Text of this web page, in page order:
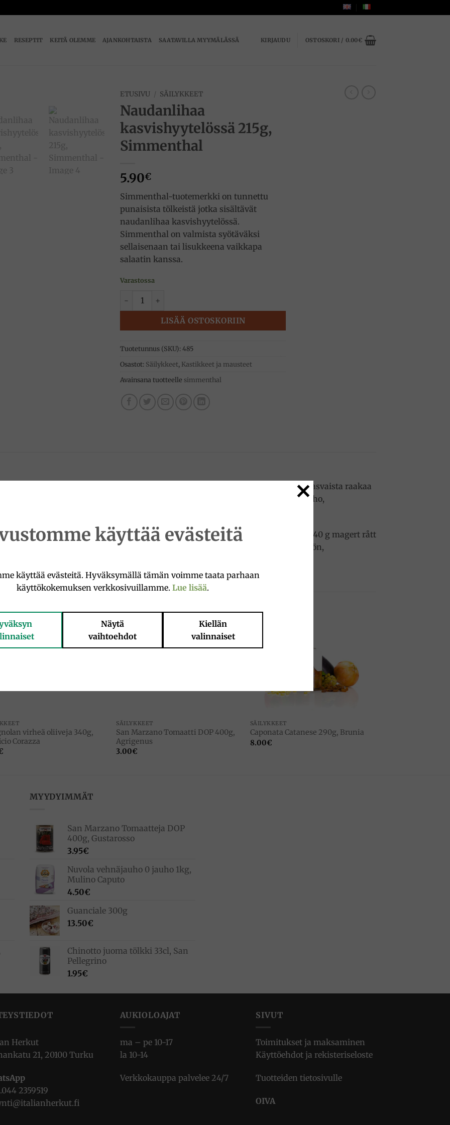
RESEPTIT KEITÄ OLEMME AJANKOHTAISTA SAATAVILLA MYYMÄLÄSSÄ KIRJAUDU OSTOSKORI / 0.00€
Add to
wishlist
ETUSIVU / SÄILYKKEET
Naudanlihaa
kasvishyytelössä 215g,
Simmenthal
5.90€
Simmenthal-tuotemerkki on tunnettu
punaisista tölkeistä jotka sisältävät
naudanlihaa kasvishyytelössä.
Simmenthal on valmista syötäväksi
sellaisenaan tai lisukkeena vaikkapa
salaatin kanssa.
Varastossa
Naudanlihaa kasvishyytelössä 215g, Simmenthal määrä
LISÄÄ OSTOSKORIIN
Tuotetunnus (SKU):485
Osastot: Säilykkeet, Kastikkeet ja mausteet
Avainsana tuotteelle simmenthal
luonnolliset aromit, mausteet), keitetty naudanliha 35 % vastaa 140 g vähärasvaista raakaa
marsala, hyytelöimisaine: agar-agar, sakeuttamisaine: johanneksenleipäjauho,
säilöntäaine: natriumnitriitti
växter, naturliga smaker, kryddor), kokt nötkött 35 % motsvarande 140 g magert rått
marsala, gelningsmedel: agar-agar, förtjockningsmedel: mjöl johannesbrödfrön,
konserveringsmedel: natriumnitrit
virheä oliiveja 340g,
Corazza
SÄILYKKEET
San Marzano Tomaatti DOP 400g,
Agrigenus
3.00€
SÄILYKKEET
Caponata Catanese 290g, Brunia
8.00€
MYYDYIMMÄT
San Marzano Tomaatteja DOP
400g, Gustarosso
3.95€
Nuvola vehnäjauho 0 jauho 1kg,
Mulino Caputo
4.50€
Guanciale 300g
13.50€
Chinotto juoma tölkki 33cl, San
Pellegrino
1.95€
Herkut
21, 20100 Turku
044 2359519
AUKIOLOAJAT
ma – pe 10-17
la 10-14
Verkkokauppa palvelee 24/7
SIVUT
Toimitukset ja maksaminen
Käyttöehdot ja rekisteriseloste
Tuotteiden tietosivulle
OIVA
käyttää evästeitä
käyttää evästeitä. Hyväksymällä tämän voimme taata parhaan
käyttökokemuksen verkkosivuillamme. Lue lisää.
Näytä
vaihtoehdot
Kiellän
valinnaiset